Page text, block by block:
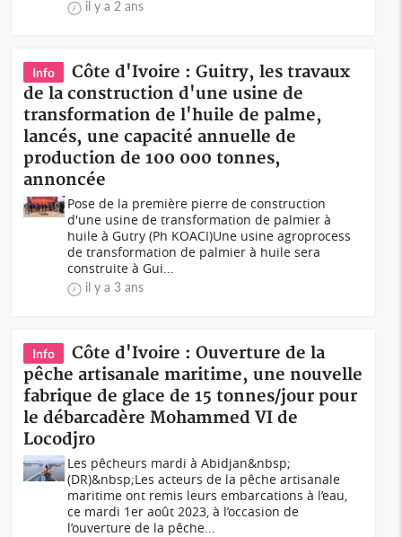
il y a 2 ans
Info
Côte d'Ivoire : Guitry, les travaux
de la construction d'une usine de
transformation de l'huile de palme,
lancés, une capacité annuelle de
production de 100 000 tonnes,
annoncée
Pose de la première pierre de construction
d'une usine de transformation de palmier à
huile à Gutry (Ph KOACI)Une usine agroprocess
de transformation de palmier à huile sera
construite à Gui...
il y a 3 ans
Info
Côte d'Ivoire : Ouverture de la
pêche artisanale maritime, une nouvelle
fabrique de glace de 15 tonnes/jour pour
le débarcadère Mohammed VI de
Locodjro
Les pêcheurs mardi à Abidjan&nbsp;
(DR)&nbsp;Les acteurs de la pêche artisanale
maritime ont remis leurs embarcations à l’eau,
ce mardi 1er août 2023, à l’occasion de
l’ouverture de la pêche...